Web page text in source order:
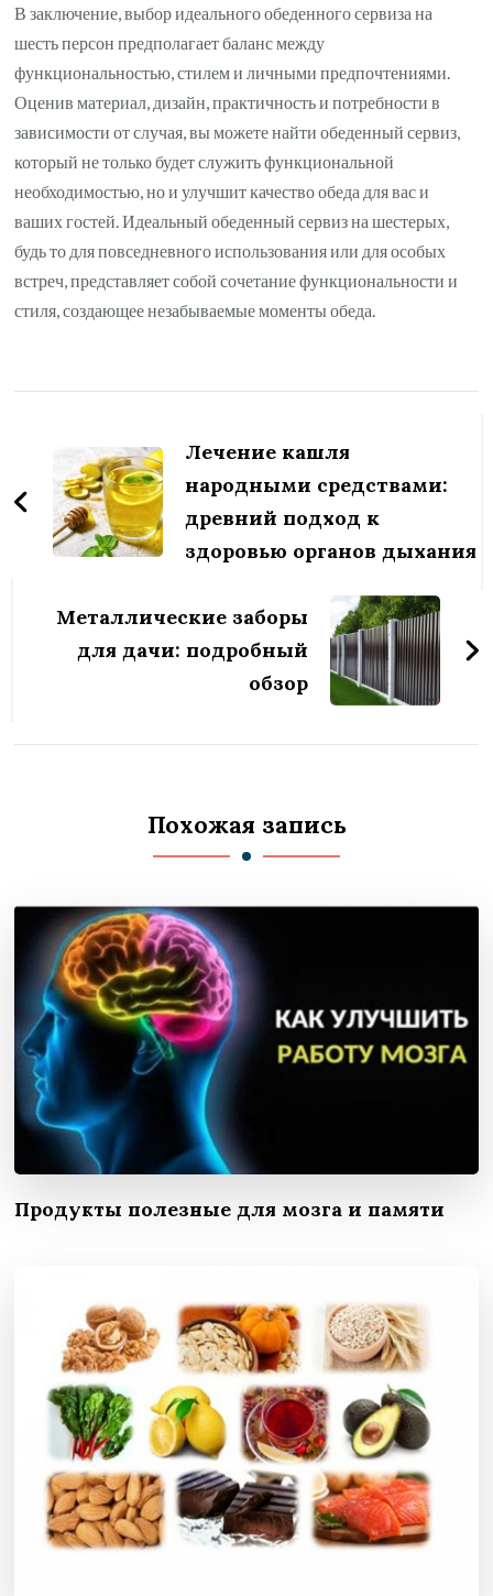
В заключение, выбор идеального обеденного сервиза на
шесть персон предполагает баланс между
функциональностью, стилем и личными предпочтениями.
Оценив материал, дизайн, практичность и потребности в
зависимости от случая, вы можете найти обеденный сервиз,
который не только будет служить функциональной
необходимостью, но и улучшит качество обеда для вас и
ваших гостей. Идеальный обеденный сервиз на шестерых,
будь то для повседневного использования или для особых
встреч, представляет собой сочетание функциональности и
стиля, создающее незабываемые моменты обеда.
записям
Лечение кашля
народными средствами:
древний подход к
здоровью органов дыхания
Металлические заборы
для дачи: подробный
обзор
Похожая запись
Продукты полезные для мозга и памяти